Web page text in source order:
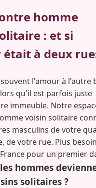
homme
: et si
à deux
l'amour à l'autre
qu'il est parfois juste
immeuble. Notre
voisin solitaire
masculins de votre
de votre rue. Plus
pour un premier
hommes
solitaires ?